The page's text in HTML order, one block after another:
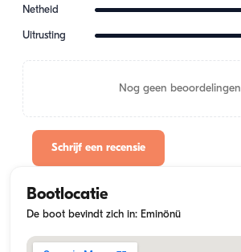
Netheid
Uitrusting
Nog geen beoordelingen
Schrijf een recensie
Bootlocatie
De boot bevindt zich in: Eminönü